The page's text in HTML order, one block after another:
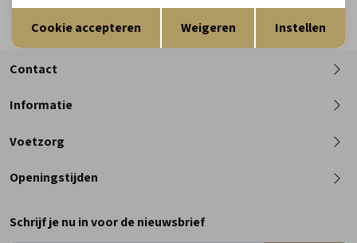
Contact
Telefoon
Informatie
Voetzorg
Openingstijden
Dinsdag
Schrijf je nu in voor de nieuwsbrief
Terug Opslaan
Cookie accepteren Weigeren Instellen